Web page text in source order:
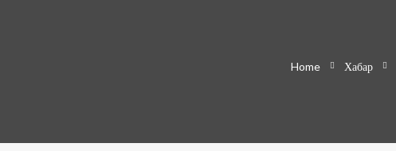
Home Хабар